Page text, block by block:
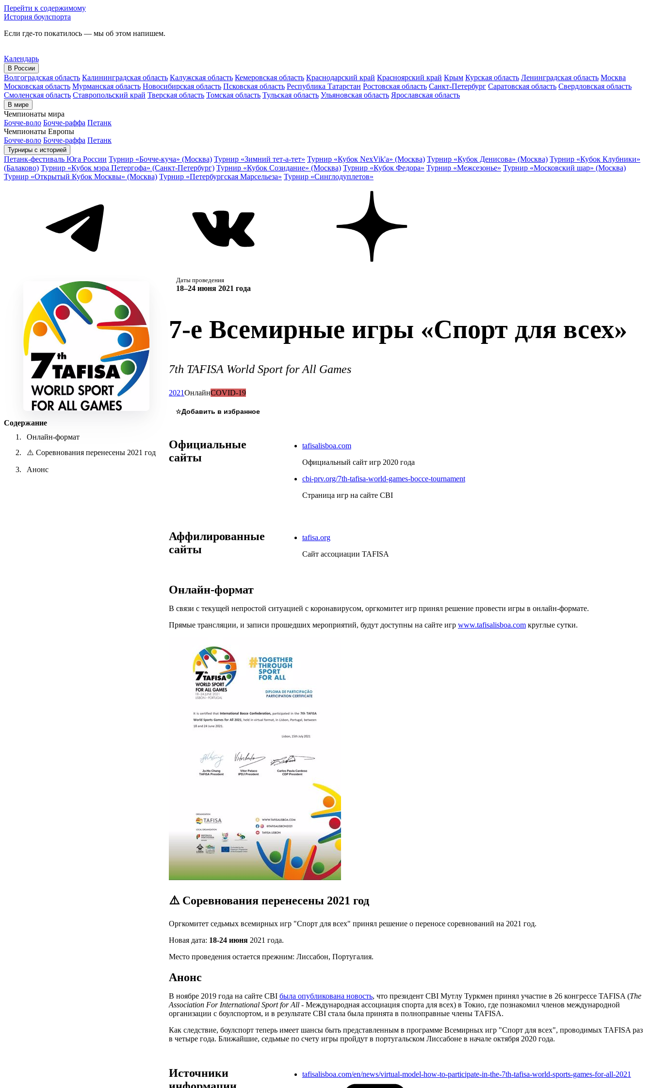
Перейти к содержимому
История боулспорта
Если где-то покатилось — мы об этом напишем.
Календарь
В России
Волгоградская область Калининградская область Калужская область Кемеровская область Краснодарский край Красноярский край Крым Курская область Ленинградская область Москва
Московская область Мурманская область Новосибирская область Псковская область Республика Татарстан Ростовская область Санкт-Петербург Саратовская область Свердловская область
Смоленская область Ставропольский край Тверская область Томская область Тульская область Ульяновская область Ярославская область
В мире
Чемпионаты мира
Бочче-воло Бочче-раффа Петанк
Чемпионаты Европы
Бочче-воло Бочче-раффа Петанк
Турниры с историей
Петанк-фестиваль Юга России Турнир «Бочче-куча» (Москва) Турнир «Зимний тет-а-тет» Турнир «Кубок NexVik'a» (Москва) Турнир «Кубок Денисова» (Москва) Турнир «Кубок Клубники»
(Балаково) Турнир «Кубок мэра Петергофа» (Санкт-Петербург) Турнир «Кубок Созидание» (Москва) Турнир «Кубок Федора» Турнир «Межсезонье» Турнир «Московский шар» (Москва)
Турнир «Открытый Кубок Москвы» (Москва) Турнир «Петербургская Марсельеза» Турнир «Синглодуплетов»
Содержание
Онлайн-формат
⚠️ Соревнования перенесены 2021 год
Анонс
Даты проведения
18–24 июня 2021 года
7-е Всемирные игры «Спорт для всех»
7th TAFISA World Sport for All Games
2021ОнлайнCOVID-19
☆
Официальные
сайты
tafisalisboa.com
Официальный сайт игр 2020 года
cbi-prv.org/7th-tafisa-world-games-bocce-tournament
Страница игр на сайте CBI
Аффилированные
сайты
tafisa.org
Сайт ассоциации TAFISA
Онлайн-формат
В связи с текущей непростой ситуацией с коронавирусом, оргкомитет игр принял решение провести игры в онлайн-формате.
Прямые трансляции, и записи прошедших мероприятий, будут доступны на сайте игр www.tafisalisboa.com круглые сутки.
⚠️ Соревнования перенесены 2021 год
Оргкомитет седьмых всемирных игр "Спорт для всех" принял решение о переносе соревнований на 2021 год.
Новая дата: 18-24 июня 2021 года.
Место проведения остается прежним: Лиссабон, Португалия.
Анонс
В ноябре 2019 года на сайте CBI была опубликована новость, что президент CBI Мутлу Туркмен принял участие в 26 конгрессе TAFISA (The
Association For International Sport for All - Международная ассоциация спорта для всех) в Токио, где познакомил членов международной
организации с боулспортом, и в результате CBI стала была принята в полноправные члены TAFISA.
Как следствие, боулспорт теперь имеет шансы быть представленным в программе Всемирных игр "Спорт для всех", проводимых TAFISA раз
в четыре года. Ближайшие, седьмые по счету игры пройдут в португальском Лиссабоне в начале октября 2020 года.
Источники
tafisalisboa.com/en/news/virtual-model-how-to-participate-in-the-7th-tafisa-world-sports-games-for-all-2021